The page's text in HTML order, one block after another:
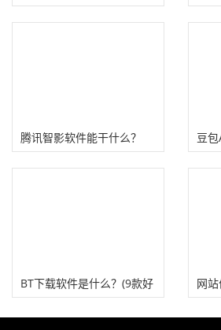
工具）
实
腾讯智影软件能干什么？
（制作智能AI口播视频）
豆
案
BT下载软件是什么？(9款好
网